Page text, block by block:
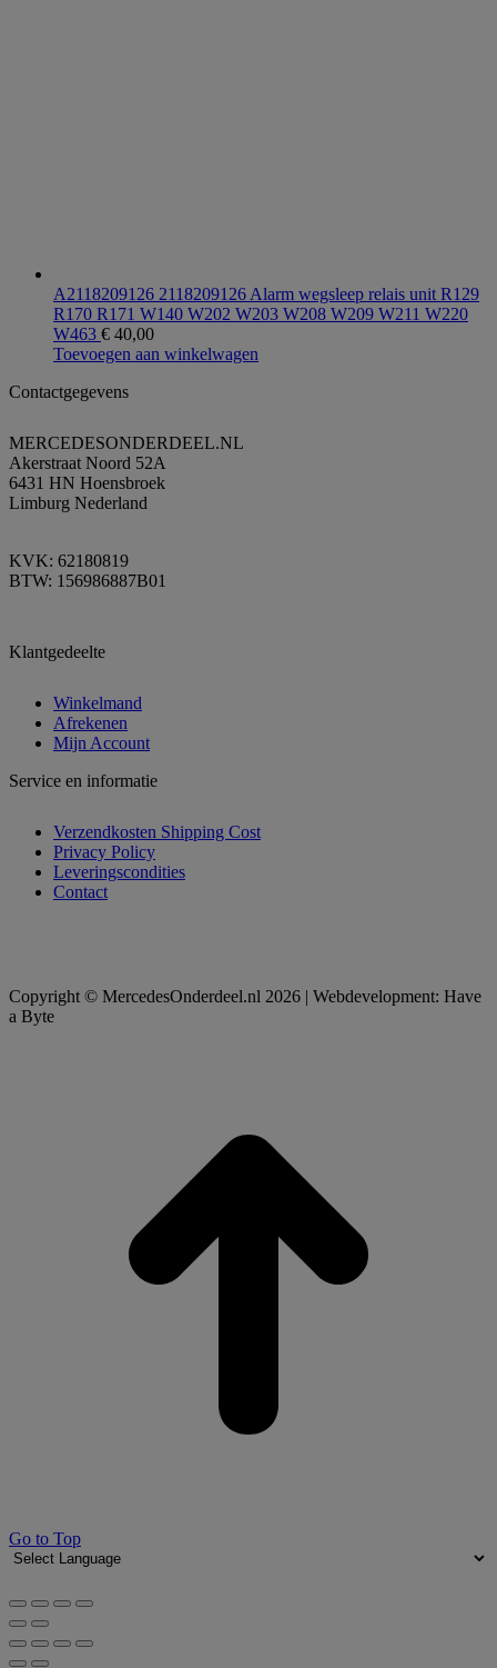
A2118209126 2118209126 Alarm wegsleep relais unit R129
R170 R171 W140 W202 W203 W208 W209 W211 W220
W463 € 40,00
Toevoegen aan winkelwagen
Contactgegevens
MERCEDESONDERDEEL.NL
Akerstraat Noord 52A
6431 HN Hoensbroek
Limburg Nederland
KVK: 62180819
BTW: 156986887B01
Klantgedeelte
Winkelmand
Afrekenen
Mijn Account
Service en informatie
Verzendkosten Shipping Cost
Privacy Policy
Leveringscondities
Contact
Copyright © MercedesOnderdeel.nl 2026 | Webdevelopment: Have
a Byte
Go to Top